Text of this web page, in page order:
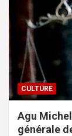
CULTURE
Agu
générale